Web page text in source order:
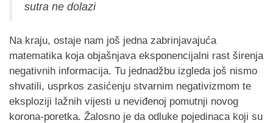
sutra ne dolazi
Na kraju, ostaje nam još jedna zabrinjavajuća
matematika koja objašnjava eksponencijalni rast širenja
negativnih informacija. Tu jednadžbu izgleda još nismo
shvatili, usprkos zasićenju stvarnim negativizmom te
eksploziji lažnih vijesti u neviđenoj pomutnji novog
korona-poretka. Žalosno je da odluke pojedinaca koji su